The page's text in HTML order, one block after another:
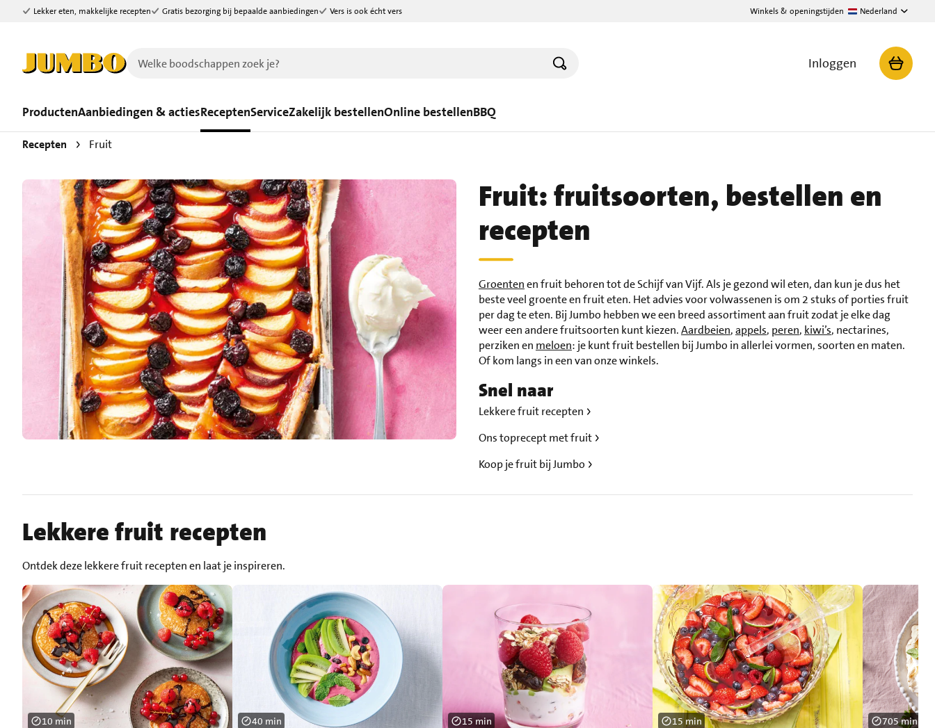
Ga naar zoeken
Ga naar hoofdinhoud
Lekker eten, makkelijke recepten Gratis bezorging bij bepaalde aanbiedingen Vers is ook écht vers Winkels & openingstijden Nederland
Inloggen
ProductenAanbiedingen & actiesReceptenServiceZakelijk bestellenOnline bestellenBBQ
Recepten Fruit
Fruit: fruitsoorten, bestellen en
recepten
Groentenen fruit behoren tot de Schijf van Vijf. Als je gezond wil eten, dan kun je dus het
beste veel groente en fruit eten. Het advies voor volwassenen is om 2 stuks of porties fruit
per dag te eten. Bij Jumbo hebben we een breed assortiment aan fruit zodat je elke dag
weer een andere fruitsoorten kunt kiezen.Aardbeien,appels, peren, kiwi’s, nectarines,
perziken en meloen: je kunt fruit bestellen bij Jumbo in allerlei vormen, soorten en maten.
Of kom langs in een van onze winkels.
Snel naar
Lekkere fruit recepten
Ons toprecept met fruit
Koop je fruit bij Jumbo
Lekkere fruit recepten
Ontdek deze lekkere fruit recepten en laat je inspireren.
10 min 40 min 15 min 15 min 705 min